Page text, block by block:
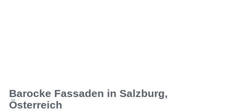
Barocke Fassaden in Salzburg,
Österreich